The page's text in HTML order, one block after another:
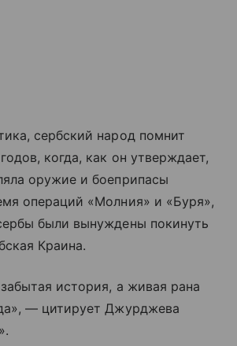
сербский народ помнит
когда, как он утверждает,
оружие и боеприпасы
операций «Молния» и «Буря»,
были вынуждены покинуть
Краина.
история, а живая рана
— цитирует Джурджева